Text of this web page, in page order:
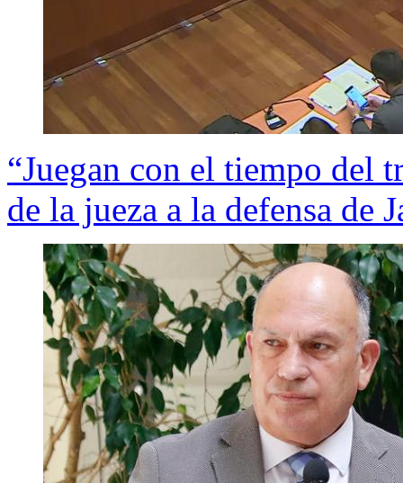
“Juegan con el tiempo del
de la jueza a la defensa de